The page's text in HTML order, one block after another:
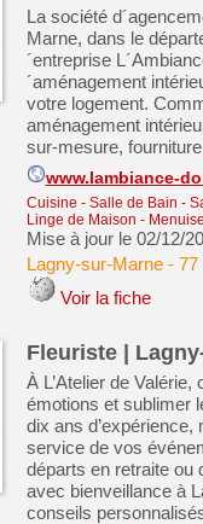
La société
Marne, dans le
´entreprise
´aménagement
votre logement.
aménagement
sur-mesure,
www.lambiance-
Cuisine - Salle de Bain -
Linge de Maison -
Mise à jour le 02/12/
Lagny-sur-Marne- 77
Voir la fiche
Fleuriste |
À L’Atelier de
émotions et sublimer
dix ans
service de vos
départs en retraite ou
avec bienveillance à
conseils